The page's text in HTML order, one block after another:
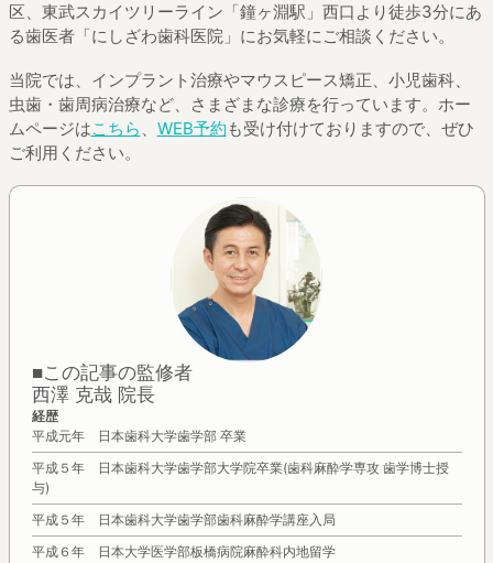
区、東武スカイツリーライン「鐘ヶ淵駅」西口より徒歩3分にあ
る歯医者「にしざわ歯科医院」にお気軽にご相談ください。
当院では、インプラント治療やマウスピース矯正、小児歯科、
虫歯・歯周病治療など、さまざまな診療を行っています。 ホー
ムページはこちら 、 WEB予約 も受け付けておりますので、ぜひ
ご利用ください。
■この記事の監修者
西澤 克哉 院長
経歴
平成元年 日本歯科大学歯学部 卒業
平成５年 日本歯科大学歯学部大学院卒業(歯科麻酔学専攻 歯学博士授
与)
平成５年 日本歯科大学歯学部歯科麻酔学講座入局
平成６年 日本大学医学部板橋病院麻酔科内地留学